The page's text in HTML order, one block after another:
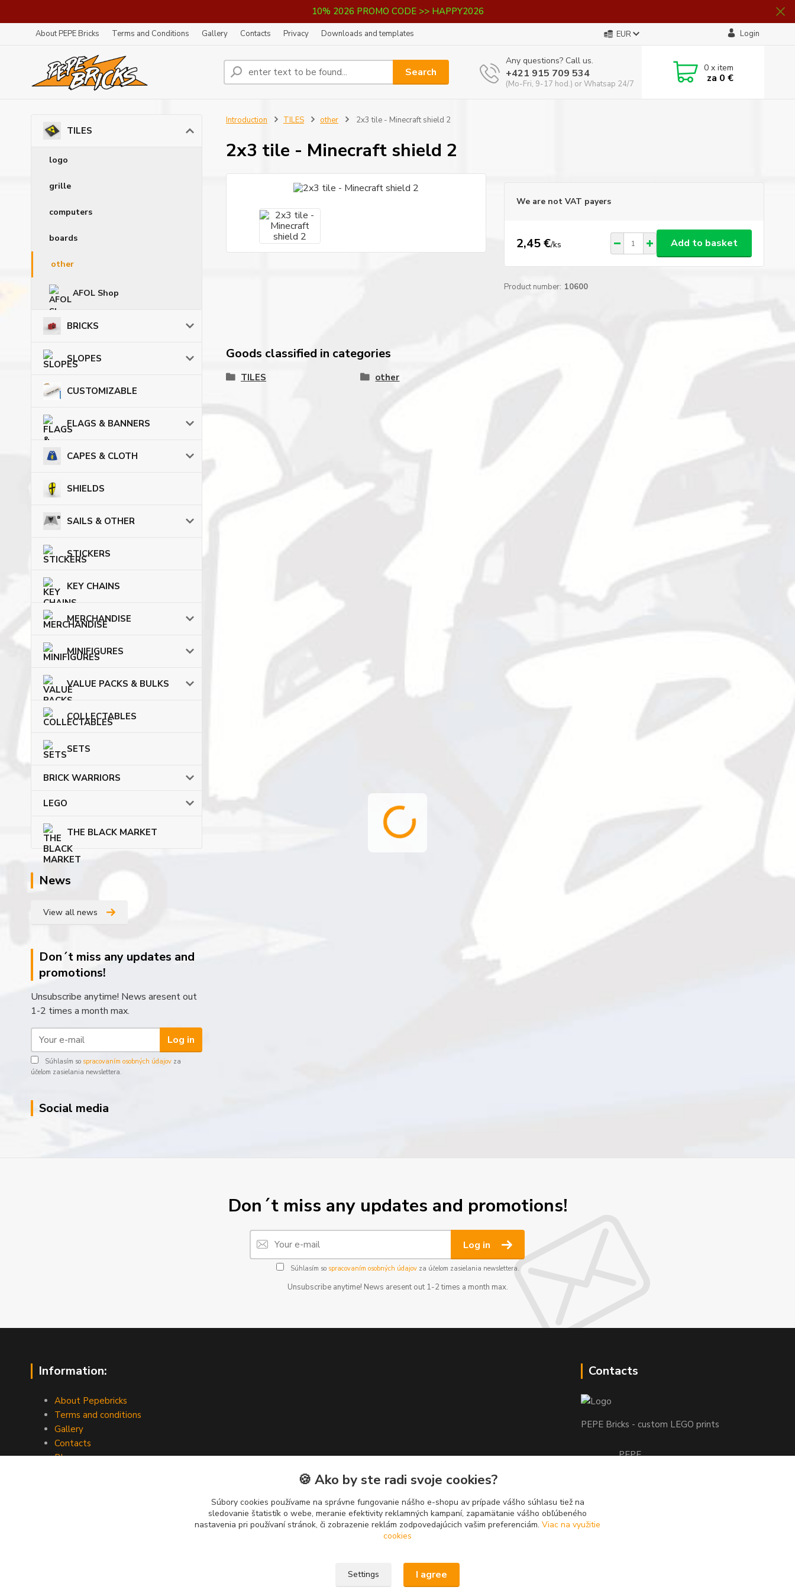
10% 2026 PROMO CODE >> HAPPY2026
About PEPE Bricks Terms and Conditions Gallery Contacts Privacy Downloads and templates EUR Login
Search
Any questions? Call us.
+421 915 709 534
(Mo-Fri, 9-17 hod.) or Whatsap 24/7
0 x item
za 0 €
TILES
logo
grille
computers
boards
other
AFOL Shop
BRICKS
SLOPES
CUSTOMIZABLE
FLAGS & BANNERS
CAPES & CLOTH
SHIELDS
SAILS & OTHER
STICKERS
KEY CHAINS
MERCHANDISE
MINIFIGURES
VALUE PACKS & BULKS
COLLECTABLES
SETS
BRICK WARRIORS
LEGO
THE BLACK MARKET
News
View all news
Don´t miss any updates and
promotions!
Unsubscribe anytime! News aresent out
1-2 times a month max.
Log in
Súhlasím so spracovaním osobných údajov za
účelom zasielania newslettera.
Social media
Introduction TILES other 2x3 tile - Minecraft shield 2
2x3 tile - Minecraft shield 2
We are not VAT payers
2,45 €/ks Add to basket
Product number: 10600
Goods classified in categories
TILES other
Don´t miss any updates and promotions!
Log in
Súhlasím so spracovaním osobných údajovza účelom zasielania newslettera.
Unsubscribe anytime! News aresent out 1-2 times a month max.
Information:
About Pepebricks
Terms and conditions
Gallery
Contacts
Blog
Contacts
PEPE Bricks - custom LEGO prints
PEPE
🍪 Ako by ste radi svoje cookies?
Súbory cookies používame na správne fungovanie nášho e-shopu av prípade vášho súhlasu tiež na
sledovanie štatistík o webe, meranie efektivity reklamných kampaní, zapamätanie vášho obľúbeného
nastavenia pri používaní stránok, či zobrazenie reklám zodpovedajúcich vašim preferenciám. Viac na využitie
cookies
Settings I agree